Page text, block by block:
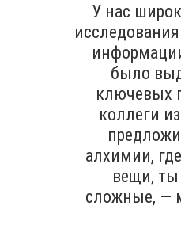
У нас
было
ключевых
коллеги
алхимии,
вещи, ты
сложные, —